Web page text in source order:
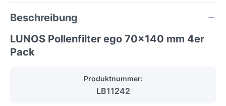
Beschreibung
LUNOS Pollenfilter ego 70x140 mm 4er
Pack
Produktnummer:
LB11242